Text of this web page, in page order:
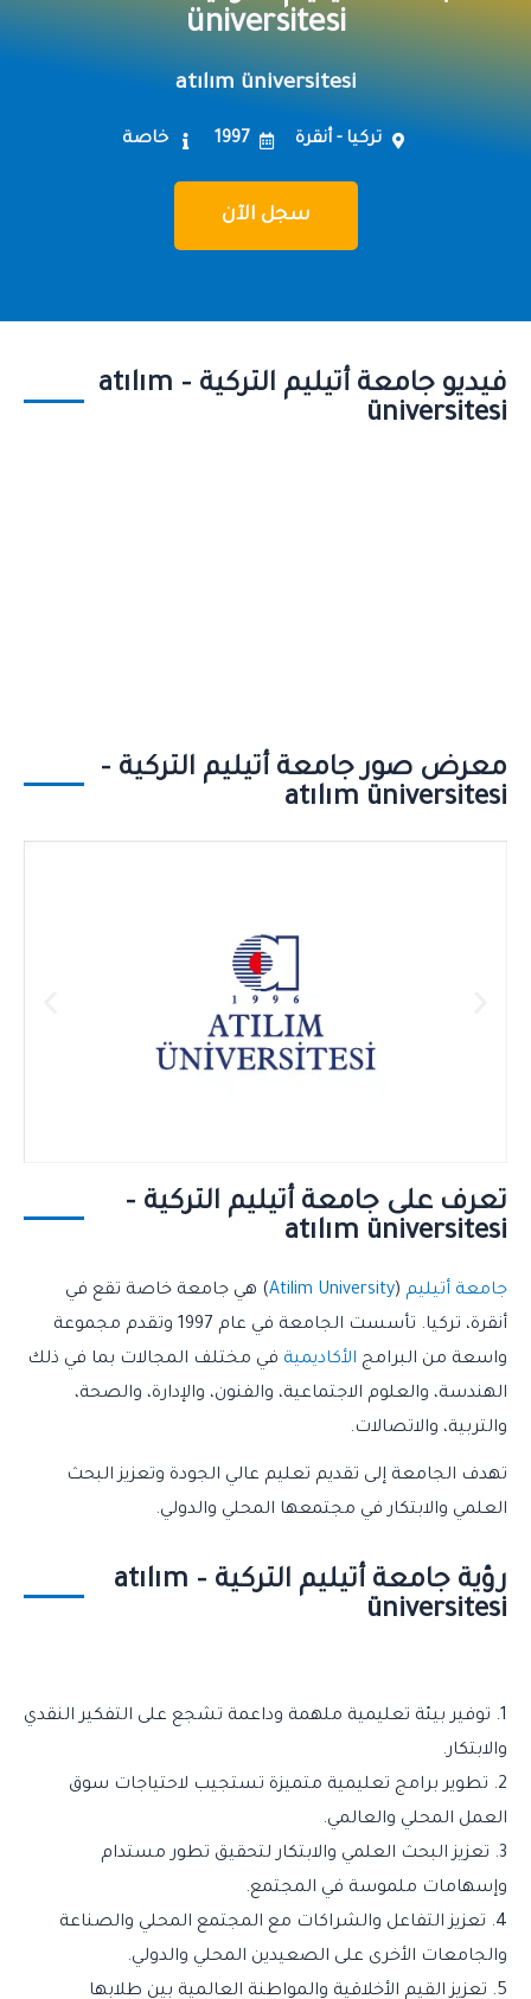
üniversitesi
atılım üniversitesi
تركيا - أنقرة 1997 خاصة
سجل الآن
فيديو جامعة أتيليم التركية – atılım
üniversitesi
معرض صور جامعة أتيليم التركية –
atılım üniversitesi
تعرف على جامعة أتيليم التركية –
atılım üniversitesi
جامعة أتيليم (
Atilim University) هي جامعة خاصة تقع في
أنقرة، تركيا. تأسست الجامعة في عام 1997 وتقدم مجموعة
واسعة من البرامج الأكاديمية في مختلف المجالات بما في ذلك
الهندسة، والعلوم الاجتماعية، والفنون، والإدارة، والصحة،
والتربية، والاتصالات.
تهدف الجامعة إلى تقديم تعليم عالي الجودة وتعزيز البحث
العلمي والابتكار في مجتمعها المحلي والدولي.
رؤية جامعة أتيليم التركية – atılım
üniversitesi
1. توفير بيئة تعليمية ملهمة وداعمة تشجع على التفكير النقدي
والابتكار.
2. تطوير برامج تعليمية متميزة تستجيب لاحتياجات سوق
العمل المحلي والعالمي.
3. تعزيز البحث العلمي والابتكار لتحقيق تطور مستدام
وإسهامات ملموسة في المجتمع.
4. تعزيز التفاعل والشراكات مع المجتمع المحلي والصناعة
والجامعات الأخرى على الصعيدين المحلي والدولي.
5. تعزيز القيم الأخلاقية والمواطنة العالمية بين طلابها